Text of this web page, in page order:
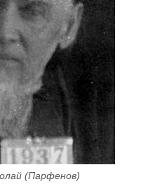
(Парфенов)